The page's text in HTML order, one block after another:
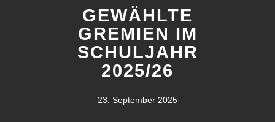
GEWÄHLTE
GREMIEN IM
SCHULJAHR
2025/26
23. September 2025